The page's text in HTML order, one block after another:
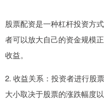
股票配资是一种杠杆投资方
者可以放大自己的资金规模
收益。
2. 收益关系：投资者进行股
大小取决于股票的涨跌幅度